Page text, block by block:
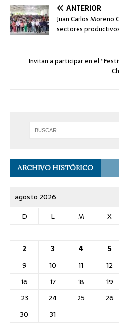
ANTERIOR
Juan Carlos Moreno
sectores
Invitan a participar en el
ARCHIVO HISTÓRICO
agosto 2026
D
L M X
2
3 4 5
9
10 11 12
16
17 18 19
23
24 25 26
30
31